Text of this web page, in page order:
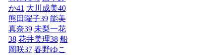
か41 大川成美40
熊田曜子39 能美
真奈39 未梨一花
38 花井美理38 船
岡咲37 春野ゆこ